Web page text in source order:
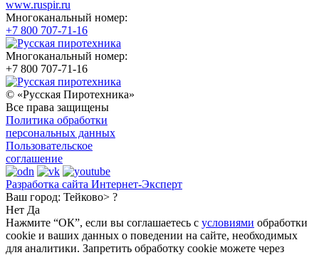
www.ruspir.ru
Многоканальный номер:
+7 800 707-71-16
Многоканальный номер:
+7 800 707-71-16
© «Русская Пиротехника»
Все права защищены
Политика обработки
персональных данных
Пользовательское
соглашение
Разработка сайта Интернет-Эксперт
Ваш город: Тейково> ?
Нет Да
Нажмите “ОК”, если вы соглашаетесь с условиями обработки
cookie и ваших данных о поведении на сайте, необходимых
для аналитики. Запретить обработку cookie можете через